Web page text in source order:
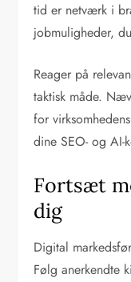
tid er netværk i
jobmuligheder,
Reager på
taktisk måde.
for
dine SEO- og AI-
Fortsæt
dig
Digital
Følg anerkendte